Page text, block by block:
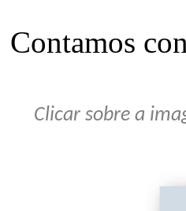
Contamos
Clicar sobre a